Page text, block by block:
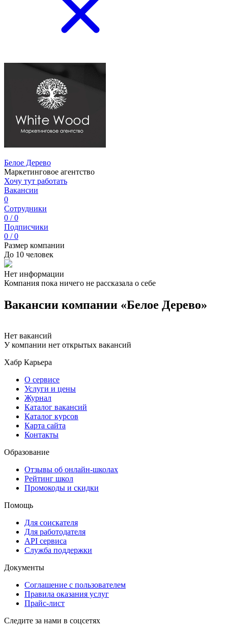
Белое Дерево
Маркетинговое агентство
Хочу тут работать
Вакансии
0
Сотрудники
0 / 0
Подписчики
0 / 0
Размер компании
До 10 человек
Нет информации
Компания пока ничего не рассказала о себе
Вакансии компании «Белое Дерево»
Нет вакансий
У компании нет открытых вакансий
Хабр Карьера
О сервисе
Услуги и цены
Журнал
Каталог вакансий
Каталог курсов
Карта сайта
Контакты
Образование
Отзывы об онлайн-школах
Рейтинг школ
Промокоды и скидки
Помощь
Для соискателя
Для работодателя
API сервиса
Служба поддержки
Документы
Соглашение с пользователем
Правила оказания услуг
Прайс-лист
Следите за нами в соцсетях